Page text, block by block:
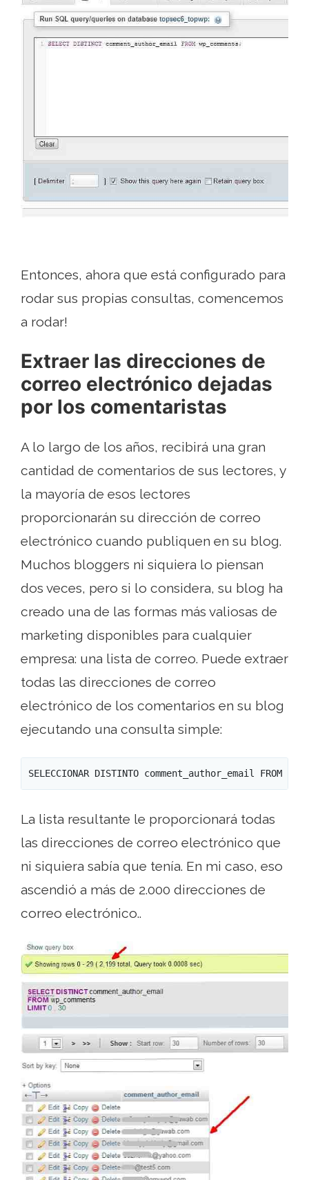
Entonces, ahora que está configurado para
rodar sus propias consultas, comencemos
a rodar!
Extraer las direcciones de
correo electrónico dejadas
por los comentaristas
A lo largo de los años, recibirá una gran
cantidad de comentarios de sus lectores, y
la mayoría de esos lectores
proporcionarán su dirección de correo
electrónico cuando publiquen en su blog.
Muchos bloggers ni siquiera lo piensan
dos veces, pero si lo considera, su blog ha
creado una de las formas más valiosas de
marketing disponibles para cualquier
empresa: una lista de correo. Puede extraer
todas las direcciones de correo
electrónico de los comentarios en su blog
ejecutando una consulta simple:
SELECCIONAR DISTINTO comment_author_email FROM
La lista resultante le proporcionará todas
las direcciones de correo electrónico que
ni siquiera sabía que tenía. En mi caso, eso
ascendió a más de 2.000 direcciones de
correo electrónico..